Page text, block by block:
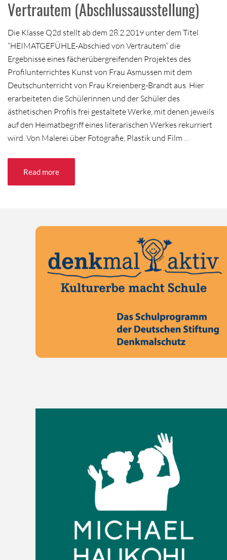
Vertrautem (Abschlussausstellung)
Die Klasse Q2d stellt ab dem 28.2.2019 unter dem Titel
“HEIMATGEFÜHLE-Abschied von Vertrautem” die
Ergebnisse eines fächerübergreifenden Projektes des
Profilunterrichtes Kunst von Frau Asmussen mit dem
Deutschunterricht von Frau Kreienberg-Brandt aus. Hier
erarbeiteten die Schülerinnen und der Schüler des
ästhetischen Profils frei gestaltete Werke, mit denen jeweils
auf den Heimatbegriff eines literarischen Werkes rekurriert
wird. Von Malerei über Fotografie, Plastik und Film
Read more